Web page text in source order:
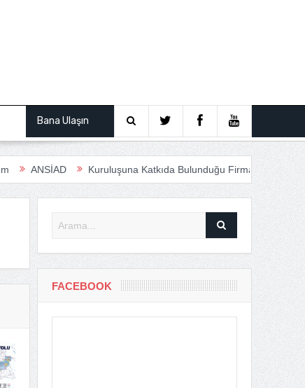
Bana Ulaşın
Kuruluşuna Katkıda Bulunduğu Firmalar Anfas Roadshow
FACEBOOK